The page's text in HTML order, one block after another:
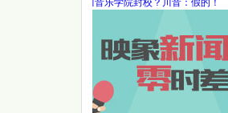
网传四川音乐学院封校？川音：假的！